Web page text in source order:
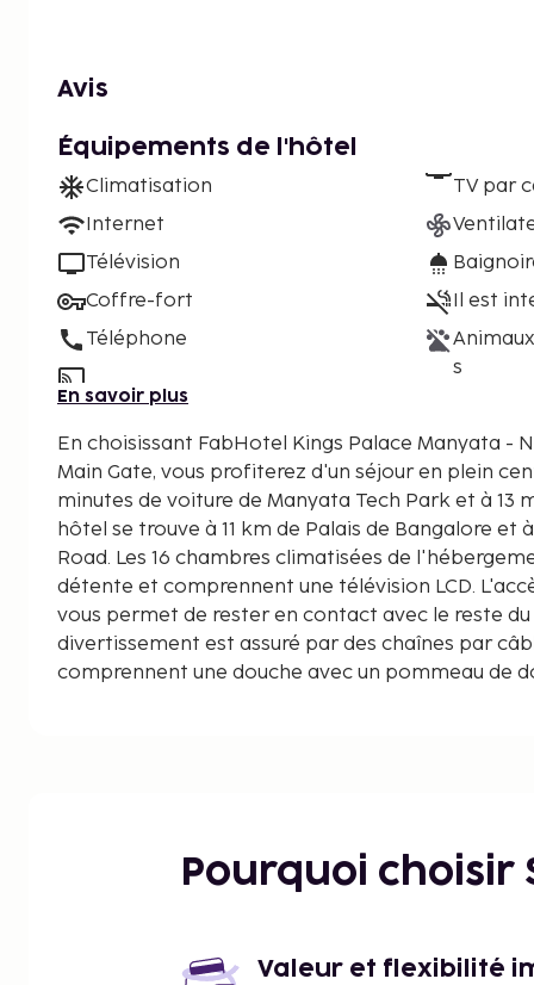
Avis
Équipements de l'hôtel
Climatisation
Internet
Télévision
Coffre-fort
Téléphone
TV par
Il est
s
En savoir plus
En choisissant FabHotel Kings Palace Manyata -
Main Gate, vous profiterez d'un séjour en plein
minutes de voiture de Manyata Tech Park et à 13
hôtel se trouve à 11 km de Palais de Bangalore et
Road. Les 16 chambres climatisées de
détente et comprennent une télévision LCD.
vous permet de rester en contact avec le reste
divertissement est assuré par des chaînes par
comprennent une douche avec un pommeau de
Centre des congrès de Manpho - 3 km
Bhartiya City - 3,7 km
Centre hospitalier Aster CMI Hospital - 4,9 km
Pourquoi choisir
Valeur et flexibilité